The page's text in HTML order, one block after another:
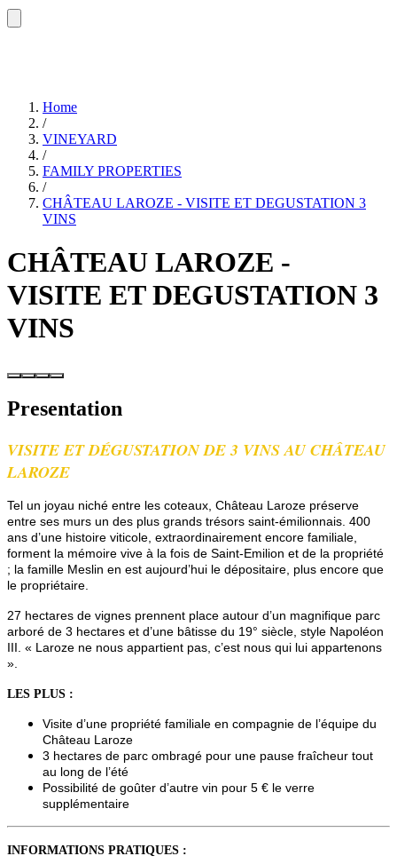
Home
/
VINEYARD
/
FAMILY PROPERTIES
/
CHÂTEAU LAROZE - VISITE ET DEGUSTATION 3
VINS
CHÂTEAU LAROZE -
VISITE ET DEGUSTATION 3
VINS
Presentation
VISITE ET DÉGUSTATION DE 3 VINS AU CHÂTEAU
LAROZE
Tel un joyau niché entre les coteaux, Château Laroze préserve
entre ses murs un des plus grands trésors saint-émilionnais. 400
ans d’une histoire viticole, extraordinairement encore familiale,
forment la mémoire vive à la fois de Saint-Emilion et de la propriété
; la famille Meslin en est aujourd’hui le dépositaire, plus encore que
le propriétaire.
27 hectares de vignes prennent place autour d’un magnifique parc
arboré de 3 hectares et d’une bâtisse du 19° siècle, style Napoléon
III. « Laroze ne nous appartient pas, c’est nous qui lui appartenons
».
LES PLUS :
Visite d’une propriété familiale en compagnie de l’équipe du
Château Laroze
3 hectares de parc ombragé pour une pause fraîcheur tout
au long de l’été
Possibilité de goûter d’autre vin pour 5 € le verre
supplémentaire
INFORMATIONS PRATIQUES :